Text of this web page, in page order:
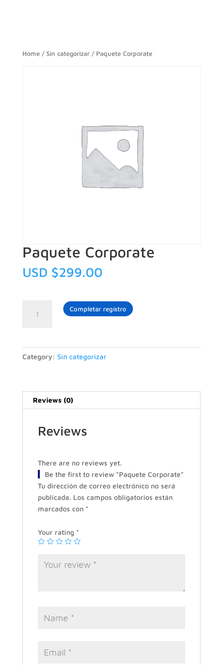
Home/ Sin categorizar/ Paquete Corporate
Paquete Corporate
USD $299.00
Corporate
Completar registro
Category: Sin categorizar
Reviews (0)
Reviews
There are no reviews yet.
Be the first to review “Paquete Corporate”
Tu dirección de correo electrónico no será
publicada. Los campos obligatorios están
marcados con *
Your rating *